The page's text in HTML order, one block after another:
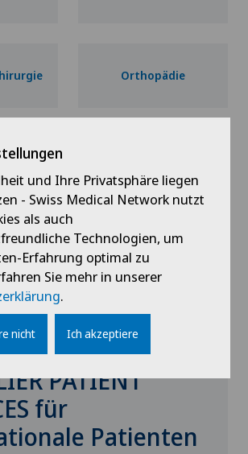
Orthopädie
PATIENT
für
Patienten
und Ihre Privatsphäre liegen
- Swiss Medical Network nutzt
als auch
Technologien, um
Erfahrung optimal zu
Sie mehr in unserer
.
nicht Ich akzeptiere